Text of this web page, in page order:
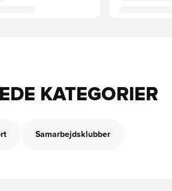
KATEGORIER
Samarbejdsklubber